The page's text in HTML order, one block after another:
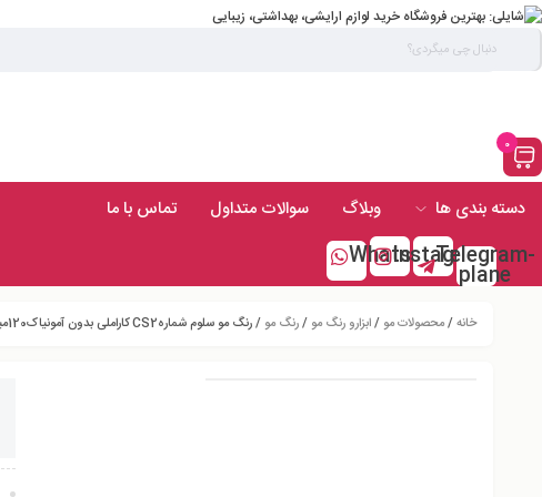
0
دسته بندی ها وبلاگ سوالات متداول تماس با ما
Telegram-
plane
Instagram
Whatsapp
خانه/محصولات مو/ابزارو رنگ مو/رنگ مو/ رنگ مو سلوم شمارهCS2 کاراملی بدون آمونیاک120میل